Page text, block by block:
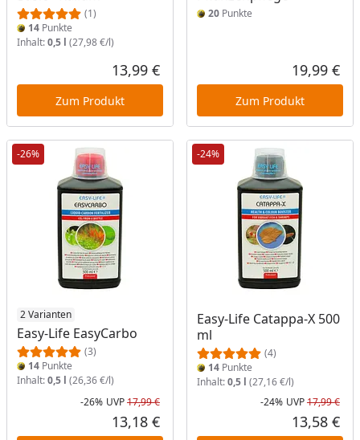
(1)
14 Punkte
Inhalt:0,5 l (27,98 €/l)
Aktueller Preis
13,99 €
Zum Produkt
20Punkte
19,99 €
Zum Produkt
-26%
2 Varianten
Easy-Life EasyCarbo
(3)
14 Punkte
Inhalt:0,5 l (26,36 €/l)
Rabatt in Prozent
-26%
Ursprünglicher Preis
UVP17,99 €
Aktueller Preis
13,18 €
-24%
Easy-Life Catappa-X 500
ml
(4)
14Punkte
Inhalt:0,5 l (27,16 €/l)
-24% UVP17,99 €
13,58 €